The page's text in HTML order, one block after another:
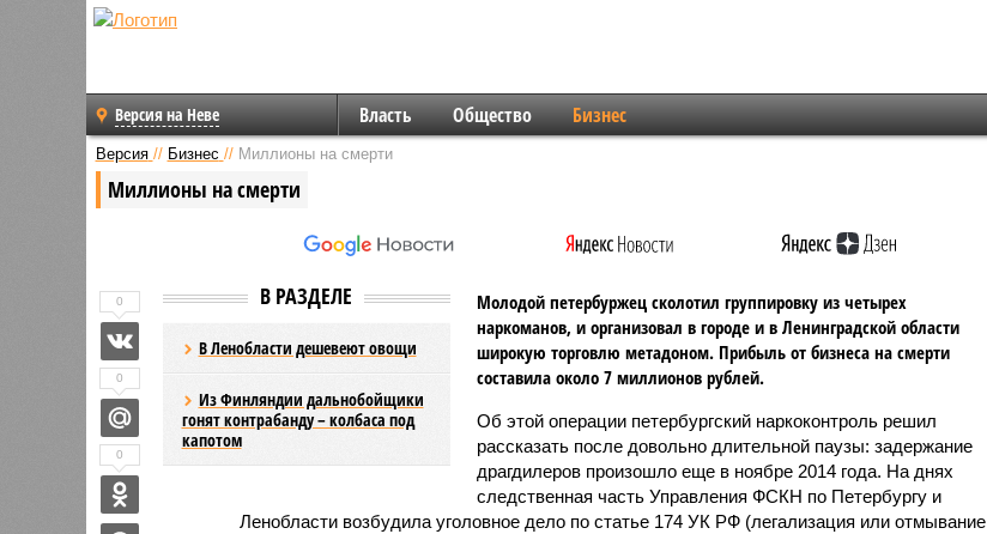
Версия на Неве Власть Общество Бизнес
Версия // Бизнес // Миллионы на смерти
Миллионы на смерти
В РАЗДЕЛЕ
В Ленобласти дешевеют овощи
Из Финляндии дальнобойщики
гонят контрабанду – колбаса под
капотом
Молодой петербуржец сколотил группировку из четырех
наркоманов, и организовал в городе и в Ленинградской области
широкую торговлю метадоном. Прибыль от бизнеса на смерти
составила около 7 миллионов рублей.
Об этой операции петербургский наркоконтроль решил
рассказать после довольно длительной паузы: задержание
драгдилеров произошло еще в ноябре 2014 года. На днях
следственная часть Управления ФСКН по Петербургу и
Ленобласти возбудила уголовное дело по статье 174 УК РФ (легализация или отмывание
0
0
0